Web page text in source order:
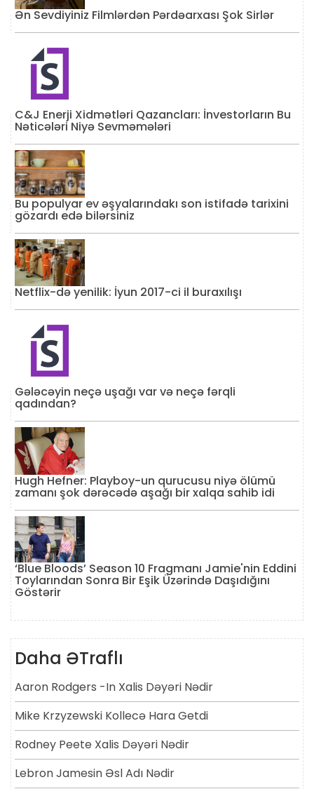
Ən Sevdiyiniz Filmlərdən Pərdəarxası Şok Sirlər
C&J Enerji Xidmətləri Qazancları: İnvestorların Bu
Nəticələri Niyə Sevməmələri
Bu populyar ev əşyalarındakı son istifadə tarixini
gözardı edə bilərsiniz
Netflix-də yenilik: İyun 2017-ci il buraxılışı
Gələcəyin neçə uşağı var və neçə fərqli
qadından?
Hugh Hefner: Playboy-un qurucusu niyə ölümü
zamanı şok dərəcədə aşağı bir xalqa sahib idi
‘Blue Bloods’ Season 10 Fragmanı Jamie'nin Eddini
Toylarından Sonra Bir Eşik Üzərində Daşıdığını
Göstərir
Daha ƏTraflı
Aaron Rodgers -in Xalis Dəyəri Nədir
Mike Krzyzewski Kollecə Hara Getdi
Rodney Peete Xalis Dəyəri Nədir
Lebron Jamesin Əsl Adı Nədir